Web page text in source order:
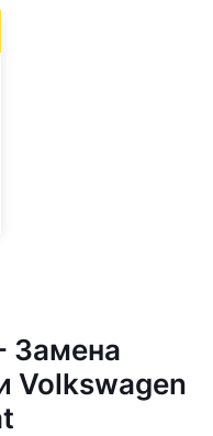
Замена
Volkswagen